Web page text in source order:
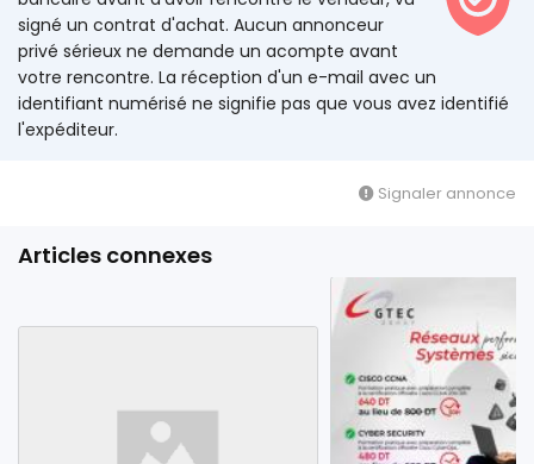
signé un contrat d'achat. Aucun annonceur
privé sérieux ne demande un acompte avant
votre rencontre. La réception d'un e-mail avec un
identifiant numérisé ne signifie pas que vous avez identifié
l'expéditeur.
Signaler annonce
Articles connexes